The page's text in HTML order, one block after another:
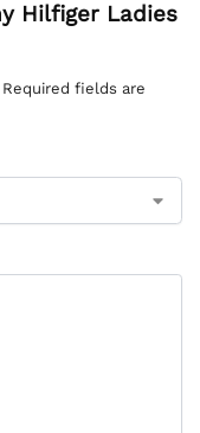
Hilfiger Ladies
Required fields are